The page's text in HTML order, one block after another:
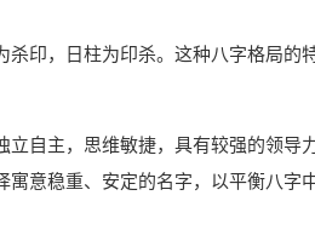
杀印，日柱为印杀。这种八字格局的
立自主，思维敏捷，具有较强的领导
意稳重、安定的名字，以平衡八字